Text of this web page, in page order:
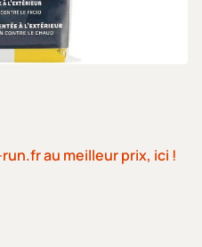
au meilleur prix, ici !